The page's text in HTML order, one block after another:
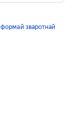
формай зваротнай